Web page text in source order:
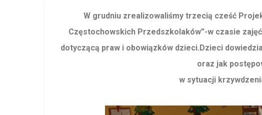
W grudniu zrealizowaliśmy trzecią cześć
Częstochowskich Przedszkolaków”-w czasie
dotyczącą praw i obowiązków dzieci.Dzieci
oraz jak
w sytuacji